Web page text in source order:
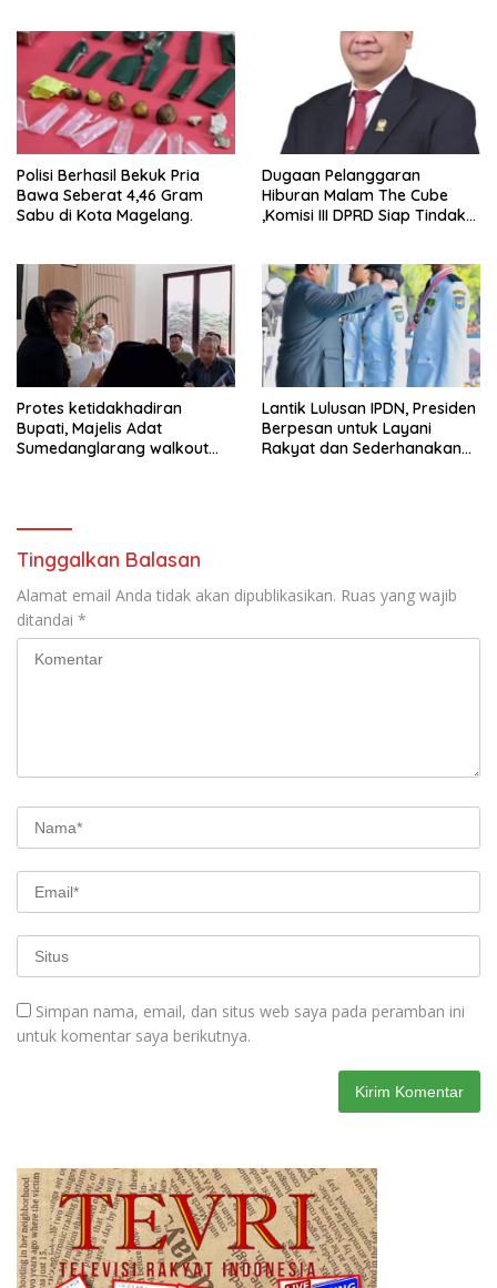
Polisi Berhasil Bekuk Pria
Bawa Seberat 4,46 Gram
Sabu di Kota Magelang.
Dugaan Pelanggaran
Hiburan Malam The Cube
,Komisi III DPRD Siap Tindak
Protes ketidakhadiran
Bupati, Majelis Adat
Sumedanglarang walkout
Lantik Lulusan IPDN, Presiden
Berpesan untuk Layani
Rakyat dan Sederhanakan
Tinggalkan Balasan
Alamat email Anda tidak akan dipublikasikan. Ruas yang wajib
ditandai *
Simpan nama, email, dan situs web saya pada peramban ini
untuk komentar saya berikutnya.